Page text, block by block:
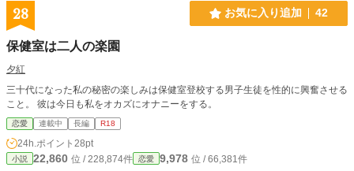
28 お気に入り追加 42
保健室は二人の楽園
夕紅
三十代になった私の秘密の楽しみは保健室登校する男子生徒を性的に興奮させる
こと。 彼は今日も私をオカズにオナニーをする。
恋愛 連載中 長編 R18
24h.ポイント 28pt
小説 22,860 位 / 228,874件 恋愛 9,978 位 / 66,381件